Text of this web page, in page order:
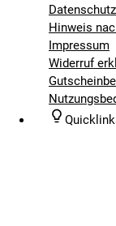
Datenschutz
Hinweis
Impressum
Widerruf